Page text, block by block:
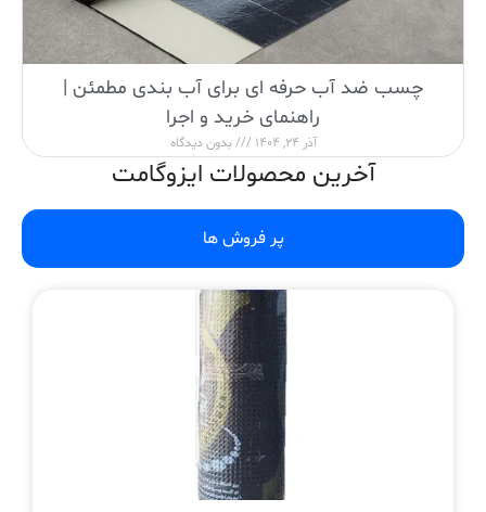
چسب ضد آب حرفه ای برای آب بندی مطمئن |
راهنمای خرید و اجرا
آذر 24, 1404 بدون دیدگاه
آخرین محصولات ایزوگامت
پر فروش ها